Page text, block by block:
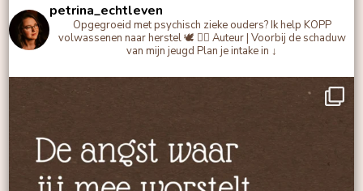
petrina_echtleven
Opgegroeid met psychisch zieke ouders?Ik help KOPP
volwassenen naar herstel 🕊️ ✍🏻 Auteur | Voorbij de schaduw
van mijn jeugd Plan je intake in ↓